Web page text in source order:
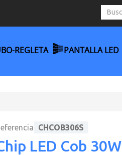
REGLETA PANTALLA LED
CHCOB306S
LED Cob 30W